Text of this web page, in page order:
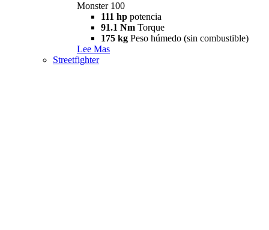
Monster 100
111 hp potencia
91.1 Nm Torque
175 kg Peso húmedo (sin combustible)
Lee Mas
Streetfighter